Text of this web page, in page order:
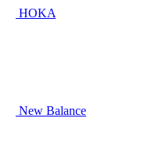
HOKA
New Balance